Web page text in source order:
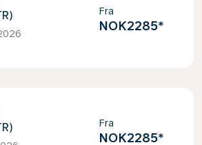
Fra
NOK2285*
Fra
NOK2285*